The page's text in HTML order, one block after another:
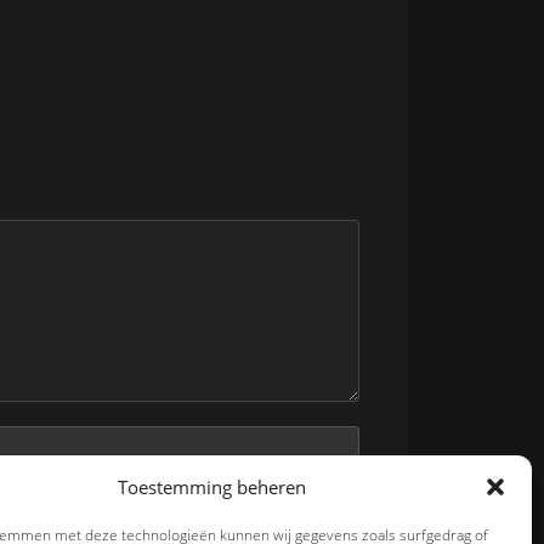
Toestemming beheren
met deze technologieën kunnen wij gegevens zoals surfgedrag of
reactie plaats.